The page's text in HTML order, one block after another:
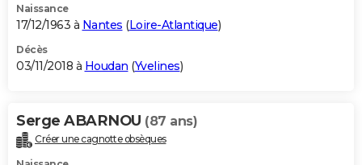
Naissance
17/12/1963 à Nantes (Loire-Atlantique)
Décès
03/11/2018 à Houdan (Yvelines)
Serge ABARNOU (87 ans)
Créer une cagnotte obsèques